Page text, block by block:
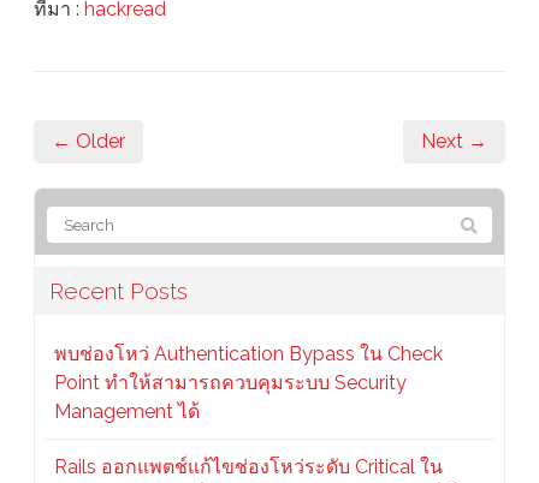
ที่มา : hackread
← Older Next →
Recent Posts
พบช่องโหว่ Authentication Bypass ใน Check
Point ทำให้สามารถควบคุมระบบ Security
Management ได้
Rails ออกแพตช์แก้ไขช่องโหว่ระดับ Critical ใน